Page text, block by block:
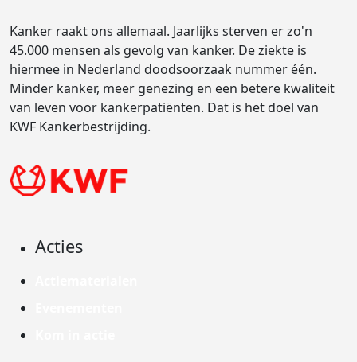
Kanker raakt ons allemaal. Jaarlijks sterven er zo'n
45.000 mensen als gevolg van kanker. De ziekte is
hiermee in Nederland doodsoorzaak nummer één.
Minder kanker, meer genezing en een betere kwaliteit
van leven voor kankerpatiënten. Dat is het doel van
KWF Kankerbestrijding.
Acties